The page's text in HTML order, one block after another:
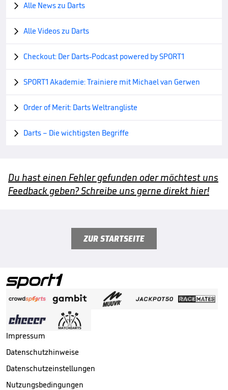
 Alle News zu Darts
 Alle Videos zu Darts
 Checkout: Der Darts-Podcast powered by SPORT1
 SPORT1 Akademie: Trainiere mit Michael van Gerwen
 Order of Merit: Darts Weltrangliste
 Darts – Die wichtigsten Begriffe
Du hast einen Fehler gefunden oder möchtest uns
Feedback geben? Schreibe uns gerne direkt hier!
ZUR STARTSEITE
Impressum
Datenschutzhinweise
Datenschutzeinstellungen
Nutzungsbedingungen